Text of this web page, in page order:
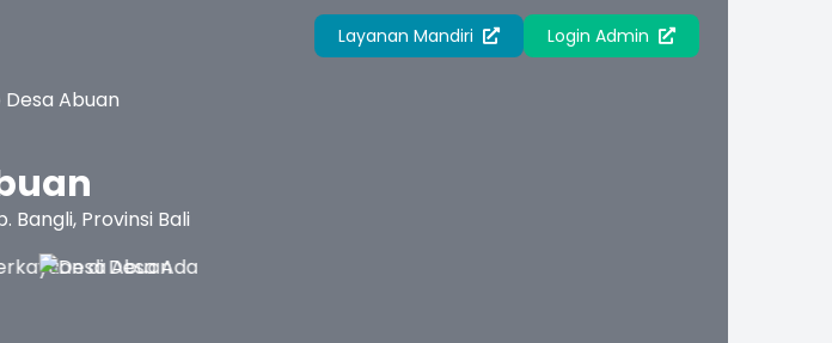
Layanan Mandiri Login Admin
Bangli, Provinsi Bali